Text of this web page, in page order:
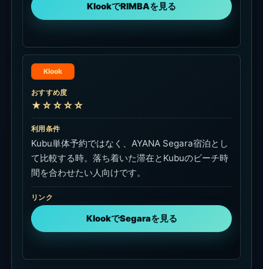
KlookでRIMBAを見る
Klook
おすすめ度
★☆☆☆☆
利用条件
Kubu単体予約ではなく、AYANA Segara宿泊とし
て比較する時。落ち着いた滞在とKubuのビーチ時
間を合わせたい人向けです。
リンク
KlookでSegaraを見る